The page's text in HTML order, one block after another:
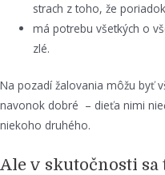
strach z toho, že
má potrebu všetkých o
zlé.
Na pozadí žalovania môžu byť
navonok dobré – dieťa nimi
niekoho druhého.
Ale v skutočnosti sa